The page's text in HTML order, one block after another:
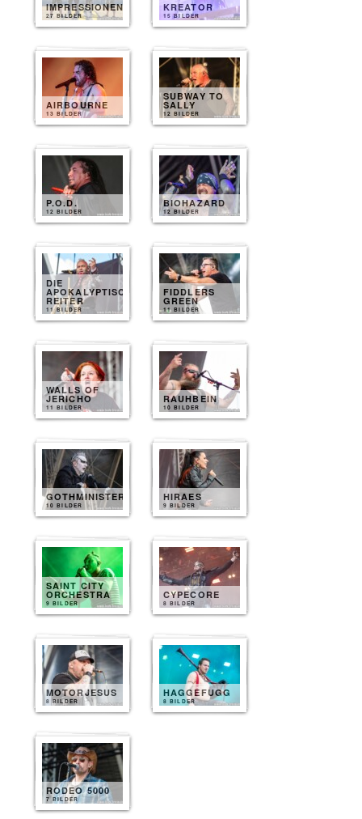
IMPRESSIONEN
27 BILDER
KREATOR
15 BILDER
AIRBOURNE
13 BILDER
SUBWAY TO
SALLY
12 BILDER
P.O.D.
12 BILDER
BIOHAZARD
12 BILDER
DIE
APOKALYPTISCHEN
REITER
11 BILDER
FIDDLERS
GREEN
11 BILDER
WALLS OF
JERICHO
11 BILDER
RAUHBEIN
10 BILDER
GOTHMINISTER
10 BILDER
HIRAES
9 BILDER
SAINT CITY
ORCHESTRA
9 BILDER
CYPECORE
8 BILDER
MOTORJESUS
8 BILDER
HAGGEFUGG
8 BILDER
RODEO 5000
7 BILDER